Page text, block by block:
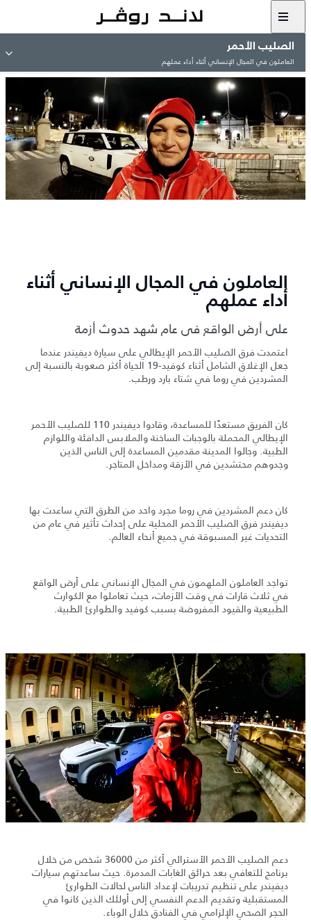
الصليب الأحمر
العاملون في المجال الإنساني أثناء أداء عملهم
العاملون في المجال الإنساني أثناء
أداء عملهم
على أرض الواقع في عام شهد حدوث أزمة
اعتمدت فرق الصليب الأحمر الإيطالي على سيارة ديفيندر عندما
جعل الإغلاق الشامل أثناء كوفيد-19 الحياة أكثر صعوبة بالنسبة إلى
المشردين في روما في شتاء بارد ورطب.
كان الفريق مستعدًا للمساعدة، وقادوا ديفيندر 110 للصليب الأحمر
الإيطالي المحملة بالوجبات الساخنة والملابس الدافئة واللوازم
الطبية. وجالوا المدينة مقدمين المساعدة إلى الناس الذين
وجدوهم محتشدين في الأزقة ومداخل المتاجر.
كان دعم المشردين في روما مجرد واحد من الطرق التي ساعدت بها
ديفيندر فرق الصليب الأحمر المحلية على إحداث تأثير في عام من
التحديات غير المسبوقة في جميع أنحاء العالم.
تواجد العاملون الملهمون في المجال الإنساني على أرض الواقع
في ثلاث قارات في وقت الأزمات، حيث تعاملوا مع الكوارث
الطبيعية والقيود المفروضة بسبب كوفيد والطوارئ الطبية.
دعم الصليب الأحمر الأسترالي أكثر من 36000 شخص من خلال
برنامج للتعافي بعد حرائق الغابات المدمرة. حيث ساعدتهم سيارات
ديفيندر على تنظيم تدريبات لإعداد الناس لحالات الطوارئ
المستقبلية وتقديم الدعم النفسي إلى أولئك الذين كانوا في
الحجر الصحي الإلزامي في الفنادق خلال الوباء.